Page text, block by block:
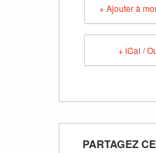
+ Ajouter à
+ iCal /
PARTAGEZ